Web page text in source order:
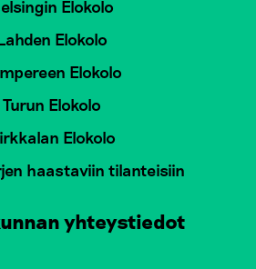
Elokolo
Elokolo
Elokolo
Turun Elokolo
Elokolo
haastaviin tilanteisiin
yhteystiedot